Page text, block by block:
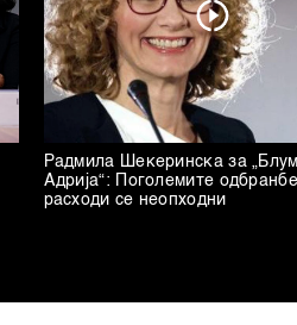
Радмила Шекеринска за
Адрија“: Поголемите
расходи се неопходни